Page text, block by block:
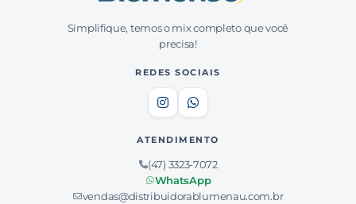
Simplifique, temos o mix completo que você
precisa!
REDES SOCIAIS
ATENDIMENTO
(47) 3323-7072
WhatsApp
vendas@distribuidorablumenau.com.br